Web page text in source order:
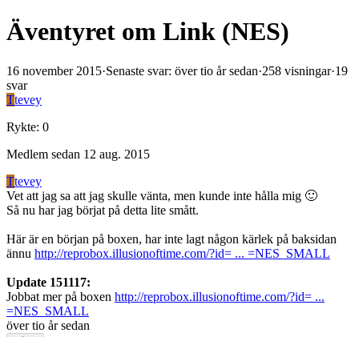
Äventyret om Link (NES)
16 november 2015·Senaste svar: över tio år sedan·258 visningar·19
svar
Ttevey
Rykte: 0
Medlem sedan 12 aug. 2015
Ttevey
Vet att jag sa att jag skulle vänta, men kunde inte hålla mig 🙂
Så nu har jag börjat på detta lite smått.
Här är en början på boxen, har inte lagt någon kärlek på baksidan
ännu http://reprobox.illusionoftime.com/?id= ... =NES_SMALL
Update 151117:
Jobbat mer på boxen http://reprobox.illusionoftime.com/?id= ...
=NES_SMALL
över tio år sedan